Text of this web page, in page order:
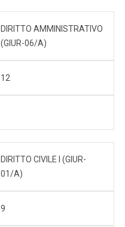
DIRITTO AMMINISTRATIVO
(GIUR-06/A)
12
DIRITTO CIVILE I (GIUR-
01/A)
9